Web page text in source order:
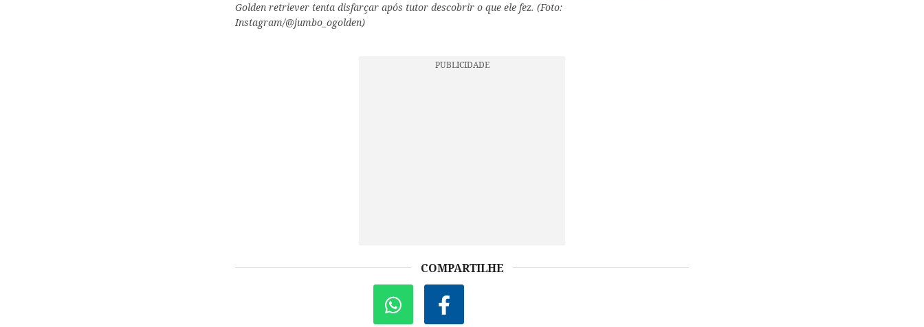
Golden retriever tenta disfarçar após tutor descobrir o que ele fez. (Foto:
Instagram/@jumbo_ogolden)
COMPARTILHE